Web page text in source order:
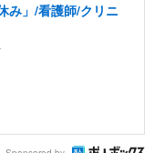
み」/看護師/クリニ